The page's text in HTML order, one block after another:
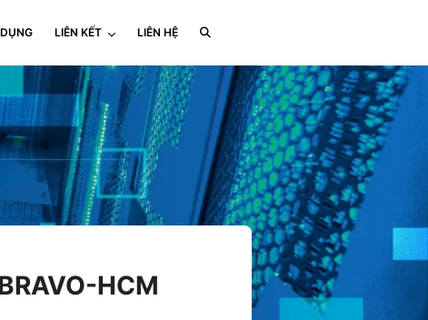
LIÊN KẾT LIÊN HỆ
HCM